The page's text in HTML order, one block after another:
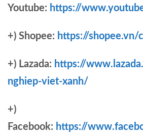
Youtube: https://
+) Shopee: https://shopee.vn/
+) Lazada: https://
nghiep-viet-xanh/
+)
Facebook: https://